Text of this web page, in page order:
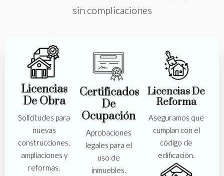
sin complicaciones
Licencias
De Obra
Solicitudes para
nuevas
construcciones,
ampliaciones y
reformas.
Certificados
De
Ocupación
Aprobaciones
legales para el
uso de
inmuebles.
Licencias De
Reforma
Aseguramos que
cumplan con el
código de
edificación.